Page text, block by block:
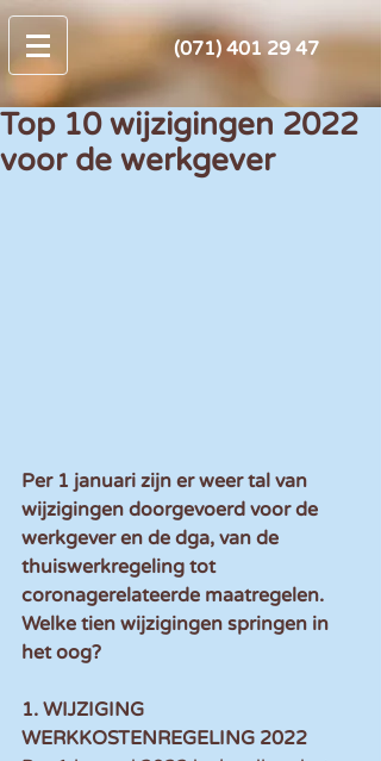
(071) 401 29 47
Top 10 wijzigingen 2022
voor de werkgever
Per 1 januari zijn er weer tal van
wijzigingen doorgevoerd voor de
werkgever en de dga, van de
thuiswerkregeling tot
coronagerelateerde maatregelen.
Welke tien wijzigingen springen in
het oog?
1. WIJZIGING
WERKKOSTENREGELING 2022